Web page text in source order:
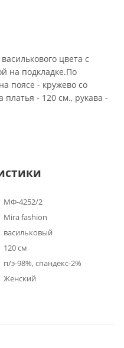
цвета с
на подкладке.По
поясе - кружево со
- 120 см., рукава -
МФ-4252/2
Mira fashion
васильковый
120 см
п/э-98%, спандекс-2%
Женский